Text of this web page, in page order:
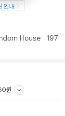
안내
House 197
원